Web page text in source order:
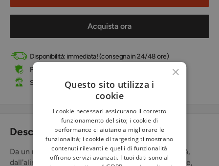
Acquista ora
Disponibilità: immediata! (consegna in 24/48 ore)
Pagamenti sicuri tramite carta di credito e PayPal
Supporto telefonico e online
Descrizione
Da un nuovo approccio alla bellezza, alla sensualità,
dall'alimentazione, all'esplorazione del corpo sottile,
×
Questo sito utilizza i
cookie
I cookie necessari assicurano il corretto
funzionamento del sito; i cookie di
performance ci aiutano a migliorare le
funzionalità; i cookie di targeting ti mostrano
contenuti rilevanti e quelli di funzionalità
offrono servizi avanzati. I tuoi dati sono al